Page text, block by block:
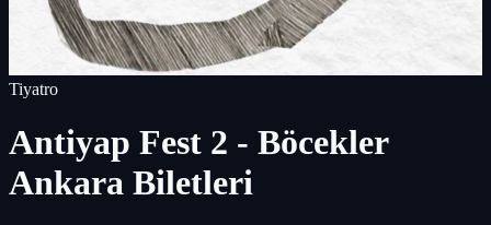
Tiyatro
Antiyap Fest 2 - Böcekler
Ankara Biletleri